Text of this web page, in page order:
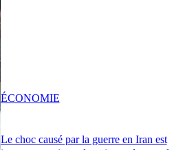
Le choc causé par la guerre en Iran est
ÉCONOMIE